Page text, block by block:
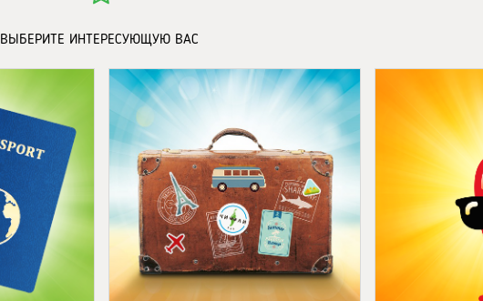
ВЫБЕРИТЕ ИНТЕРЕСУЮЩУЮ ВАС